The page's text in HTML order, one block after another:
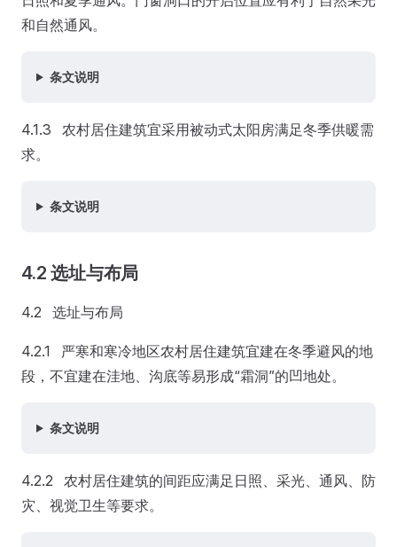
和自然通风。
条文说明
4.1.3 农村居住建筑宜采用被动式太阳房满足冬季供暖需
求。
条文说明
4.2 选址与布局
4.2 选址与布局
4.2.1 严寒和寒冷地区农村居住建筑宜建在冬季避风的地
段，不宜建在洼地、沟底等易形成“霜洞”的凹地处。
条文说明
4.2.2 农村居住建筑的间距应满足日照、采光、通风、防
灾、视觉卫生等要求。